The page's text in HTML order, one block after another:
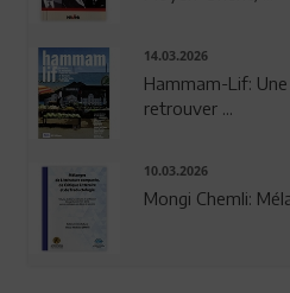
14.03.2026
Hammam-Lif:
retrouver ...
10.03.2026
Mongi Chemli: